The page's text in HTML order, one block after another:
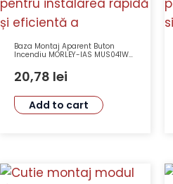
Baza Montaj Aparent Buton
Incendiu MORLEY-IAS MUS041W
20,78 lei
Add to cart